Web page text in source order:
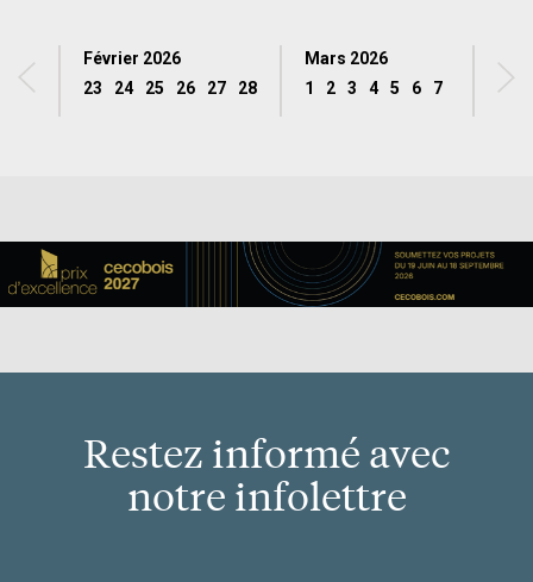
Événements et conférences
Février 2026
23
24 25 26 27 28
Mars 2026
1
2 3 4 5 6 7 10
Restez informé avec
notre infolettre